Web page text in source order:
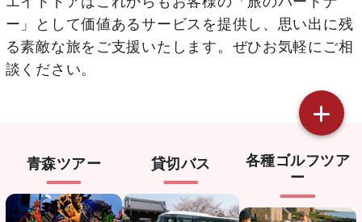
ー」として価値あるサービスを提供し、思い出に残
る素敵な旅をご支援いたします。ぜひお気軽にご相
談ください。
青森ツアー 貸切バス
各種ゴルフツア
ー